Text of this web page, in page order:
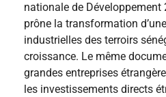
nationale de Développement
prône la transformation
industrielles des terroirs
croissance. Le même
grandes entreprises
les investissements directs